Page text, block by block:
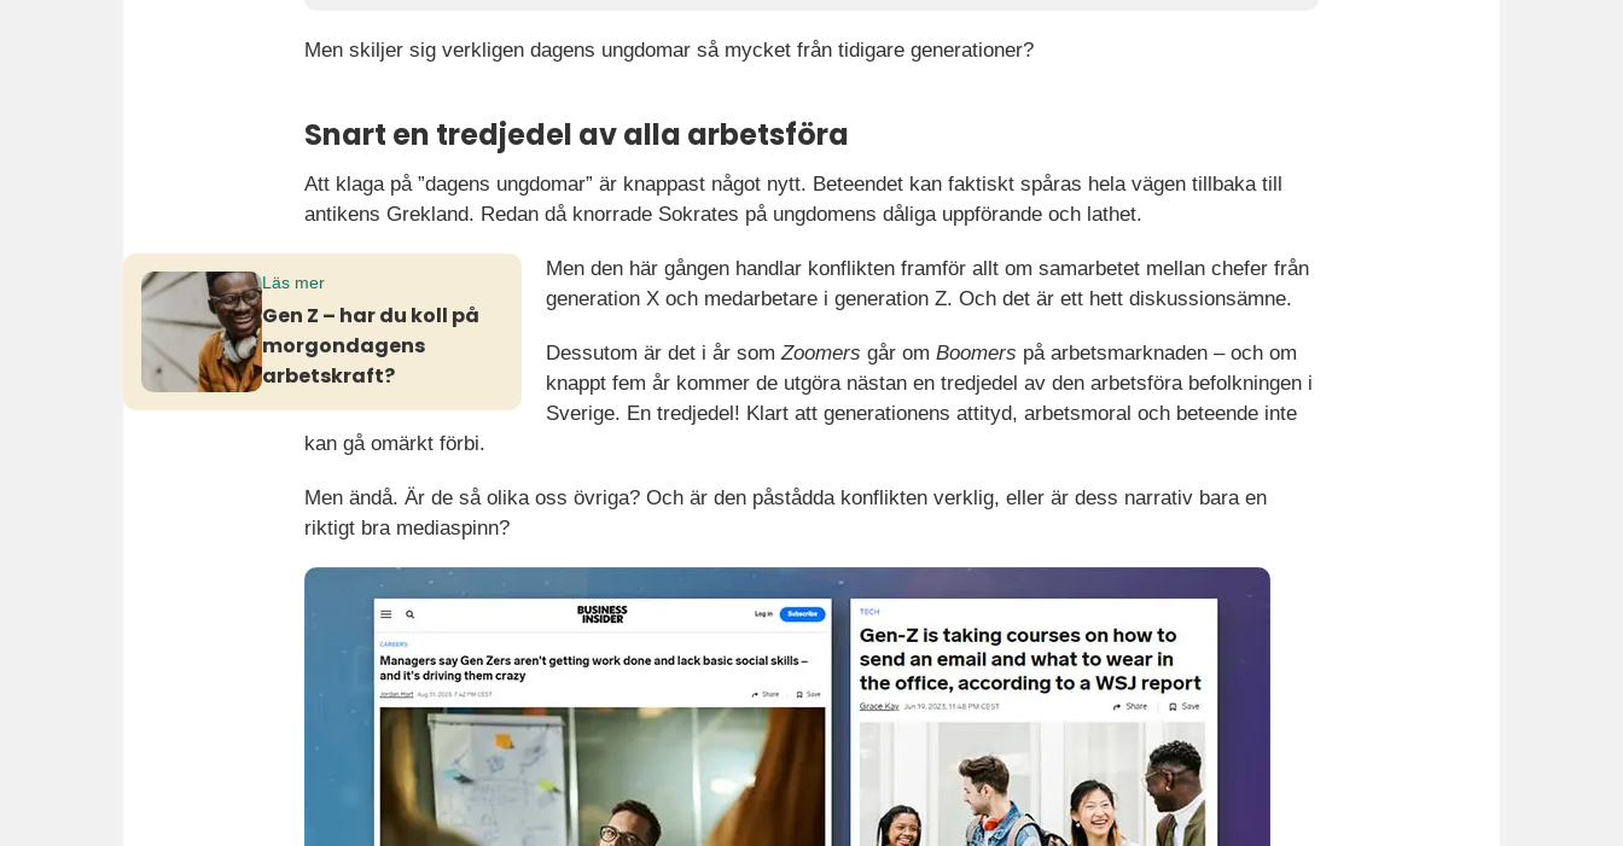
Men skiljer sig verkligen dagens ungdomar så mycket från tidigare generationer?
Snart en tredjedel av alla arbetsföra
Att klaga på ”dagens ungdomar” är knappast något nytt. Beteendet kan faktiskt spåras hela vägen tillbaka till
antikens Grekland. Redan då knorrade Sokrates på ungdomens dåliga uppförande och lathet.
Läs mer
Gen Z – har du koll på
morgondagens
arbetskraft?
Men den här gången handlar konflikten framför allt om samarbetet mellan chefer från
generation X och medarbetare i generation Z. Och det är ett hett diskussionsämne.
Dessutom är det i år somZoomers går om Boomers på arbetsmarknaden – och om
knappt fem år kommer de utgöra nästan en tredjedel av den arbetsföra befolkningen i
Sverige. En tredjedel! Klart att generationens attityd, arbetsmoral och beteende inte
kan gå omärkt förbi.
Men ändå. Är de så olika oss övriga? Och är den påstådda konflikten verklig, eller är dess narrativ bara en
riktigt bra mediaspinn?